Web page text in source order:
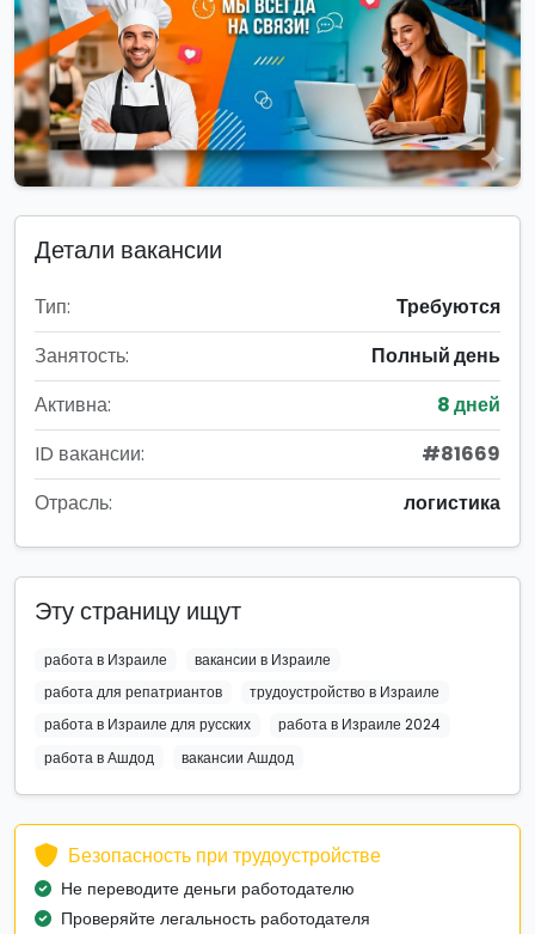
Детали вакансии
Тип:
Требуются
Занятость:
Полный день
Активна:
8 дней
ID вакансии:
#81669
Отрасль:
логистика
Эту страницу ищут
работа в Израиле
вакансии в Израиле
работа для репатриантов
трудоустройство в Израиле
работа в Израиле для русских
работа в Израиле 2024
работа в Ашдод
вакансии Ашдод
Безопасность при трудоустройстве
Не переводите деньги работодателю
Проверяйте легальность работодателя